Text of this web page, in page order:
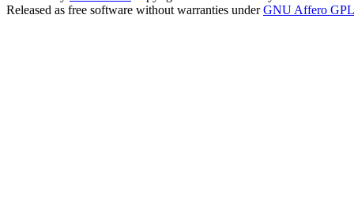
Released as free software without warranties underGNU Affero GPL